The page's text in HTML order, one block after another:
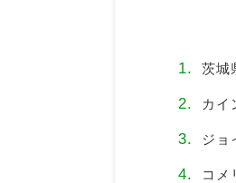
茨城
カイ
ジョ
コメ